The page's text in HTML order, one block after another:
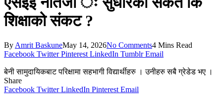
शिक्षाको संकट ?
By Amrit BaskuneMay 14, 2026No Comments4 Mins Read
Facebook Twitter Pinterest LinkedIn Tumblr Email
बेनी सामुदायिकबाट परिक्षामा सहभागी विद्यार्थीहरु । उनीहरु सबै ग्रेडेड भए ।
Share
Facebook Twitter LinkedIn Pinterest Email